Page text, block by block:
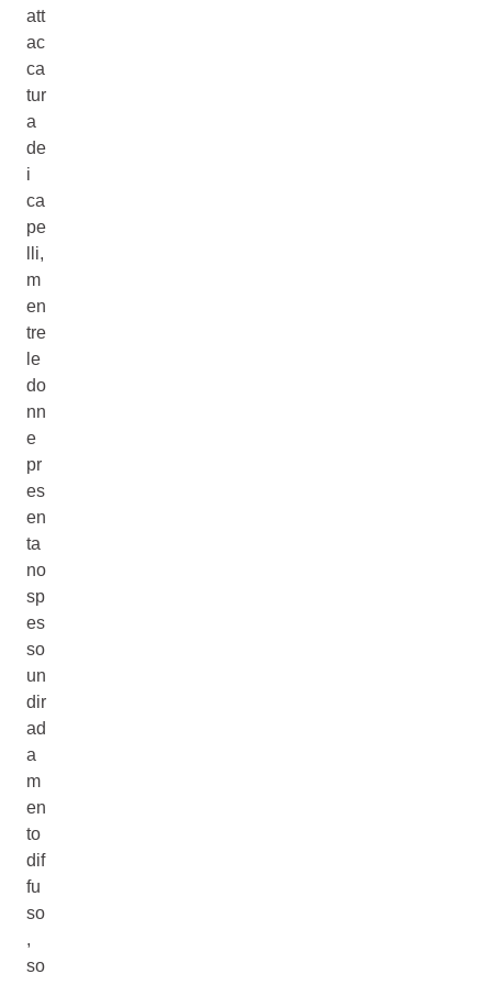
att
ac
ca
tur
a
de
i
ca
pe
lli,
m
en
tre
le
do
nn
e
pr
es
en
ta
no
sp
es
so
un
dir
ad
a
m
en
to
dif
fu
so
,
so